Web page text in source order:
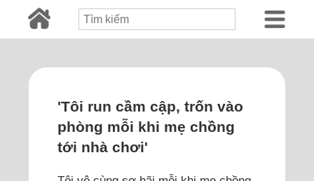
'Tôi run cầm cập, trốn vào
phòng mỗi khi mẹ chồng
tới nhà chơi'